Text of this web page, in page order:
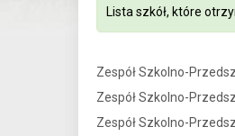
Lista szkół, które
Zespół Szkolno-
Zespół Szkolno-
Zespół Szkolno-